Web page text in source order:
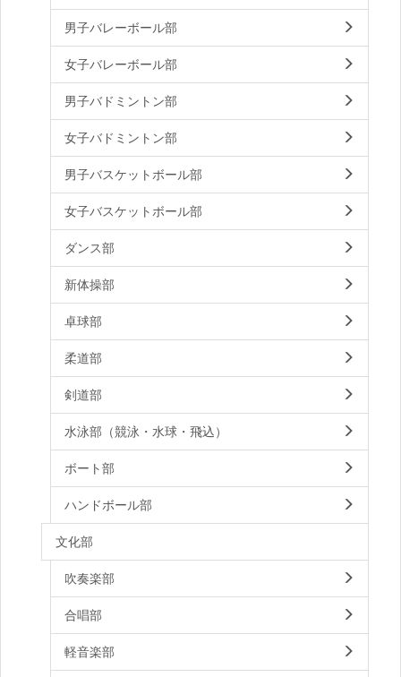
男子バレーボール部
女子バレーボール部
男子バドミントン部
女子バドミントン部
男子バスケットボール部
女子バスケットボール部
ダンス部
新体操部
卓球部
柔道部
剣道部
水泳部（競泳・水球・飛込）
ボート部
ハンドボール部
文化部
吹奏楽部
合唱部
軽音楽部